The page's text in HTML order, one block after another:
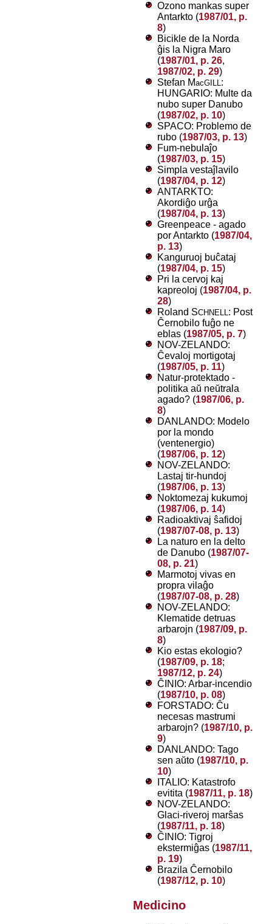
Ozono mankas super
Antarkto (1987/01, p.
8)
Bicikle de la Norda
ĝis la Nigra Maro
(1987/01, p. 26,
1987/02, p. 29)
Stefan MacGILL:
HUNGARIO: Multe da
nubo super Danubo
(1987/02, p. 10)
SPACO: Problemo de
rubo (1987/03, p. 13)
Fum-nebulaĵo
(1987/03, p. 15)
Simpla vestaĵlavilo
(1987/04, p. 12)
ANTARKTO:
Akordiĝo urĝa
(1987/04, p. 13)
Greenpeace - agado
por Antarkto (1987/04,
p. 13)
Kanguruoj buĉataj
(1987/04, p. 15)
Pri la cervoj kaj
kapreoloj (1987/04, p.
28)
Roland SCHNELL: Post
Ĉernobilo fuĝo ne
eblas (1987/05, p. 7)
NOV-ZELANDO:
Ĉevaloj mortigotaj
(1987/05, p. 11)
Natur-protektado -
politika aŭ neŭtrala
agado? (1987/06, p.
8)
DANLANDO: Modelo
por la mondo
(ventenergio)
(1987/06, p. 12)
NOV-ZELANDO:
Lastaj tir-hundoj
(1987/06, p. 13)
Noktomezaj kukumoj
(1987/06, p. 14)
Radioaktivaj ŝafidoj
(1987/07-08, p. 13)
La naturo en la delto
de Danubo (1987/07-
08, p. 21)
Marmotoj vivas en
propra vilaĝo
(1987/07-08, p. 28)
NOV-ZELANDO:
Klematide detruas
arbarojn (1987/09, p.
8)
Kio estas ekologio?
(1987/09, p. 18;
1987/12, p. 24)
ĈINIO: Arbar-incendio
(1987/10, p. 08)
FORSTADO: Ĉu
necesas mastrumi
arbarojn? (1987/10, p.
9)
DANLANDO: Tago
sen aŭto (1987/10, p.
10)
ITALIO: Katastrofo
evitita (1987/11, p. 18)
NOV-ZELANDO:
Glaci-riveroj marŝas
(1987/11, p. 18)
ĈINIO: Tigroj
ekstermiĝas (1987/11,
p. 19)
Brazila Ĉernobilo
(1987/12, p. 10)
Medicino